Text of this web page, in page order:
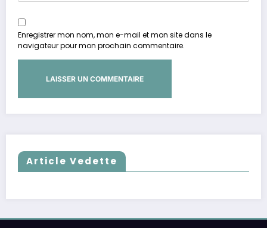
Enregistrer mon nom, mon e-mail et mon site dans le
navigateur pour mon prochain commentaire.
Article Vedette